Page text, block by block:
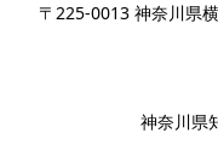
〒225-0013 神奈川県
神奈川県